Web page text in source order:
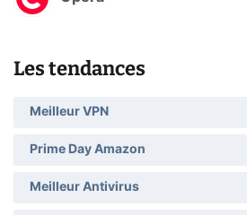
Les tendances
Meilleur VPN
Prime Day Amazon
Meilleur Antivirus